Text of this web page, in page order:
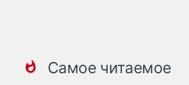
Самое читаемое